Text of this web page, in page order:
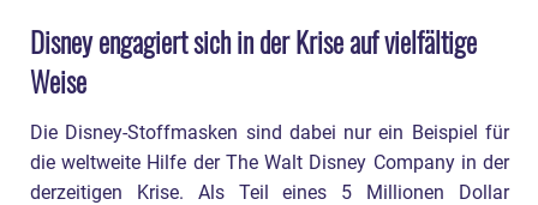
Disney engagiert sich in der Krise auf vielfältige
Weise
Die Disney-Stoffmasken sind dabei nur ein Beispiel für
die weltweite Hilfe der The Walt Disney Company in der
derzeitigen Krise. Als Teil eines 5 Millionen Dollar